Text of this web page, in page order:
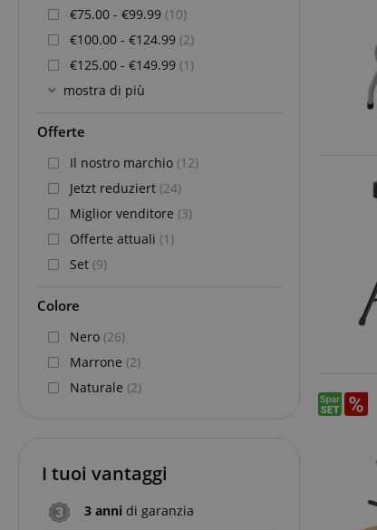
€75.00 - €99.99 (10)
€100.00 - €124.99 (2)
€125.00 - €149.99 (1)
mostra di più
Offerte
Il nostro marchio (12)
Jetzt reduziert (24)
Miglior venditore (3)
Offerte attuali (1)
Set (9)
Colore
Nero (26)
Marrone (2)
Naturale (2)
I tuoi vantaggi
3 anni di garanzia